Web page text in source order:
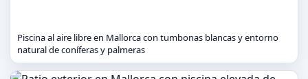
Piscina al aire libre en Mallorca con tumbonas blancas y entorno
natural de coníferas y palmeras